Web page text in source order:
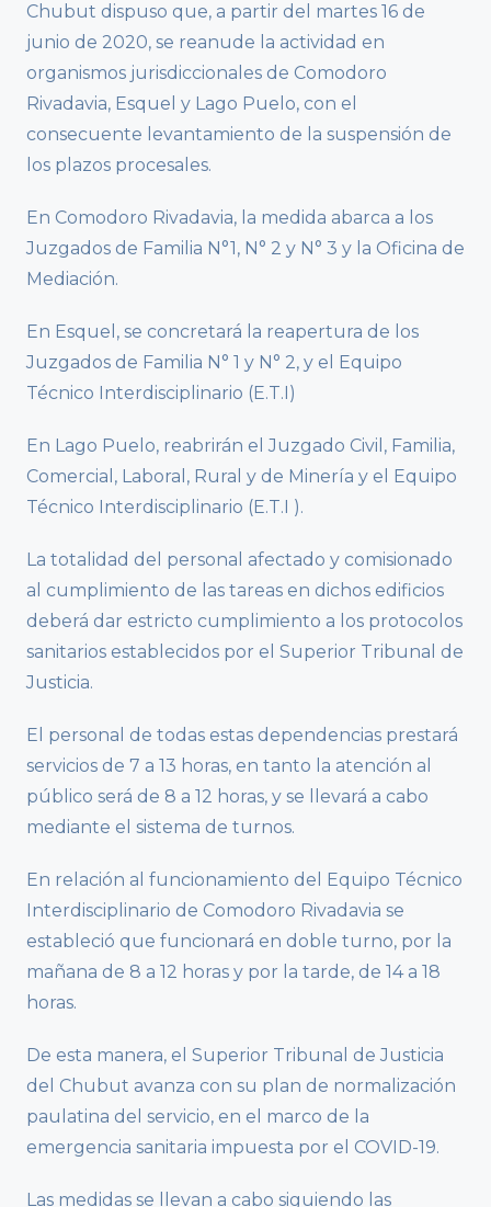
Chubut dispuso que, a partir del martes 16 de
junio de 2020, se reanude la actividad en
organismos jurisdiccionales de Comodoro
Rivadavia, Esquel y Lago Puelo, con el
consecuente levantamiento de la suspensión de
los plazos procesales.
En Comodoro Rivadavia, la medida abarca a los
Juzgados de Familia N°1, N° 2 y N° 3 y la Oficina de
Mediación.
En Esquel, se concretará la reapertura de los
Juzgados de Familia N° 1 y N° 2, y el Equipo
Técnico Interdisciplinario (E.T.I)
En Lago Puelo, reabrirán el Juzgado Civil, Familia,
Comercial, Laboral, Rural y de Minería y el Equipo
Técnico Interdisciplinario (E.T.I ).
La totalidad del personal afectado y comisionado
al cumplimiento de las tareas en dichos edificios
deberá dar estricto cumplimiento a los protocolos
sanitarios establecidos por el Superior Tribunal de
Justicia.
El personal de todas estas dependencias prestará
servicios de 7 a 13 horas, en tanto la atención al
público será de 8 a 12 horas, y se llevará a cabo
mediante el sistema de turnos.
En relación al funcionamiento del Equipo Técnico
Interdisciplinario de Comodoro Rivadavia se
estableció que funcionará en doble turno, por la
mañana de 8 a 12 horas y por la tarde, de 14 a 18
horas.
De esta manera, el Superior Tribunal de Justicia
del Chubut avanza con su plan de normalización
paulatina del servicio, en el marco de la
emergencia sanitaria impuesta por el COVID-19.
Las medidas se llevan a cabo siguiendo las